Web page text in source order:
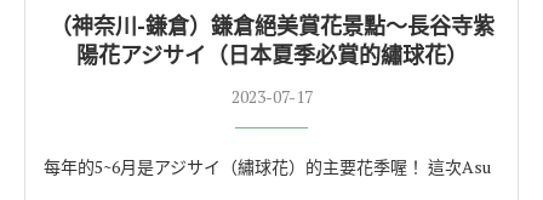
（神奈川-鎌倉）鎌倉絕美賞花景點～長谷寺紫
陽花アジサイ（日本夏季必賞的繡球花）
2023-07-17
每年的5~6月是アジサイ（繡球花）的主要花季喔！ 這次Asu